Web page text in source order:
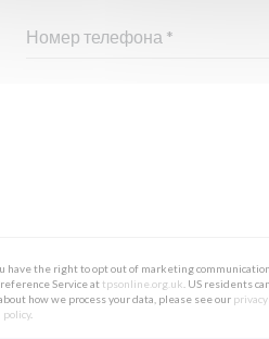
have the right to opt out of marketing
Service at tpsonline.org.uk . US residents can
how we process your data, please see our privacy
policy.